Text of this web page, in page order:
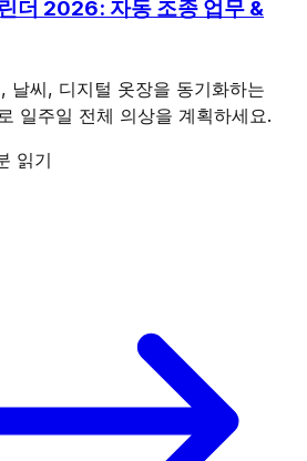
더 2026: 자동 조종 업무 &
날씨, 디지털 옷장을 동기화하는
일주일 전체 의상을 계획하세요.
읽기